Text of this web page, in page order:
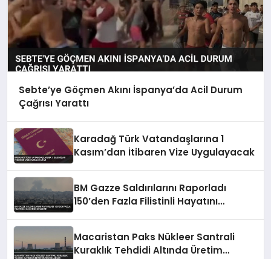
Sebte’ye Göçmen Akını İspanya’da Acil Durum
Çağrısı Yarattı
Karadağ Türk Vatandaşlarına 1
Kasım’dan İtibaren Vize Uygulayacak
BM Gazze Saldırılarını Raporladı
150’den Fazla Filistinli Hayatını
Macaristan Paks Nükleer Santrali
Kuraklık Tehdidi Altında Üretim